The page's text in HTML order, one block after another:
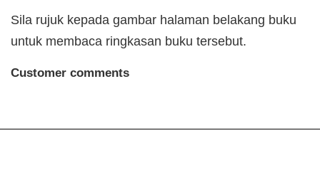
Sila rujuk kepada gambar halaman belakang buku
untuk membaca ringkasan buku tersebut.
Customer comments